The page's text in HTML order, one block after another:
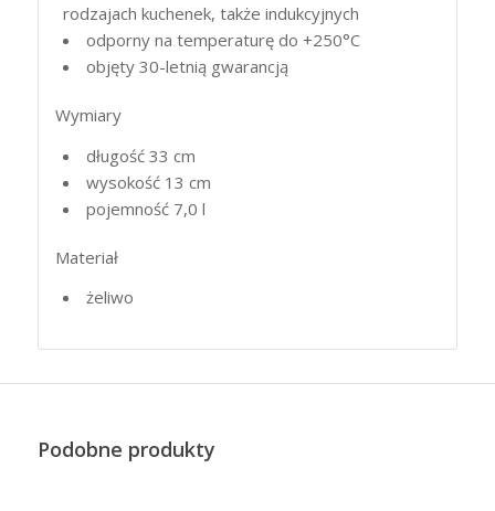
rodzajach kuchenek, także indukcyjnych
odporny na temperaturę do +250°C
objęty 30-letnią gwarancją
Wymiary
długość 33 cm
wysokość 13 cm
pojemność 7,0 l
Materiał
żeliwo
Podobne produkty